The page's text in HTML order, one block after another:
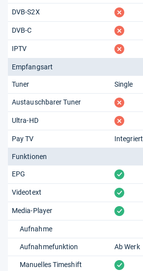
DVB-S2X fehlt
DVB-C fehlt
IPTV fehlt
Empfangsart
Tuner Single
Austauschbarer Tuner fehlt
Ultra-HD fehlt
Pay TV Integriert
Funktionen
EPG vorhanden
Videotext vorhanden
Media-Player vorhanden
Aufnahme
Aufnahmefunktion Ab Werk
Manuelles Timeshift vorhanden